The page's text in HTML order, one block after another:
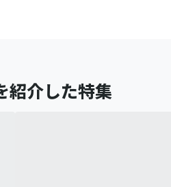
紹介した特集